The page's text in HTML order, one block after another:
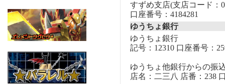
すずめ支店(支店コード：
口座番号：4184281
ゆうちょ銀行
ゆうちょ銀行
記号：12310 口座番号：
ゆうちょ他銀行からの振
店名：二三八 店番：238